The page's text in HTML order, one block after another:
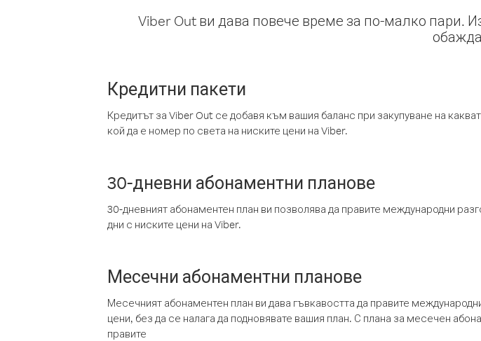
Viber Out ви дава повече време за по-малко пари.
Кредитни пакети
Кредитът за Viber Out се добавя към вашия баланс при закупуване на
кой да е номер по света на ниските цени на Viber.
30-дневни абонаментни планове
30-дневният абонаментен план ви позволява да правите международни
дни с ниските цени на Viber.
Месечни абонаментни планове
Месечният абонаментен план ви дава гъвкавостта да правите
цени, без да се налага да подновявате вашия план. С плана за месечен
правите